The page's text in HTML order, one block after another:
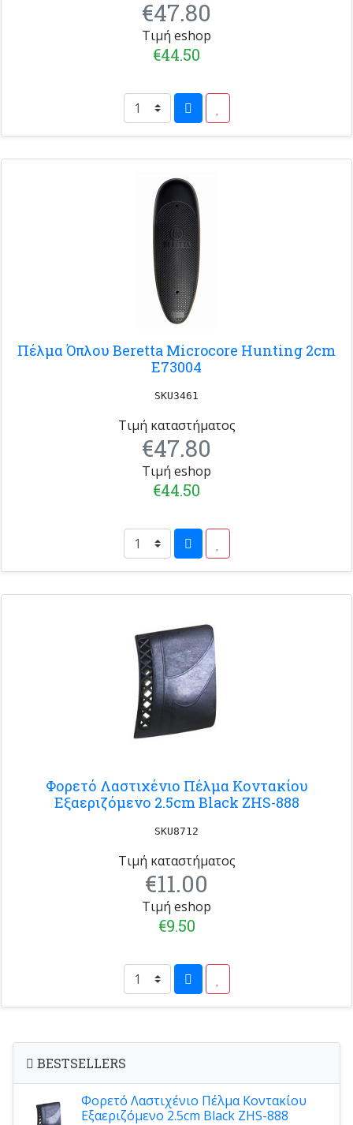
€47.80
Τιμή eshop
€44.50
Πέλμα Όπλου Beretta Microcore Hunting 2cm
E73004
SKU3461
Τιμή καταστήματος
€47.80
Τιμή eshop
€44.50
Φορετό Λαστιχένιο Πέλμα Κοντακίου
Εξαεριζόμενο 2.5cm Black ZHS-888
SKU8712
Τιμή καταστήματος
€11.00
Τιμή eshop
€9.50
BESTSELLERS
Φορετό Λαστιχένιο Πέλμα Κοντακίου
Εξαεριζόμενο 2.5cm Black ZHS-888